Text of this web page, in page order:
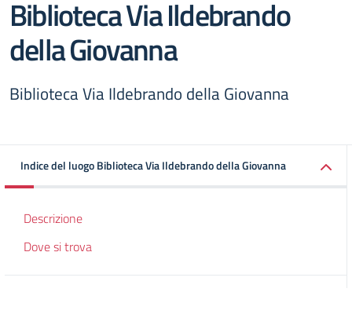
Biblioteca Via Ildebrando
della Giovanna
Biblioteca Via Ildebrando della Giovanna
Indice del luogo Biblioteca Via Ildebrando della Giovanna
Descrizione
Dove si trova